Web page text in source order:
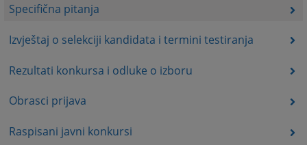
Specifična pitanja
Izvještaj o selekciji kandidata i termini testiranja
Rezultati konkursa i odluke o izboru
Obrasci prijava
Raspisani javni konkursi